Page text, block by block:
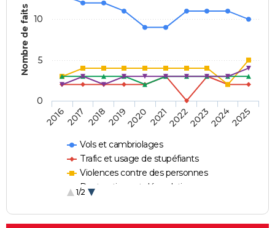
Nombre de faits
Vols et cambriolages
Trafic et usage de stupéfiants
Violences contre des personnes
Destructions et dégradations
1/2
20162017 20182019202020212022202320242025
0
5
10